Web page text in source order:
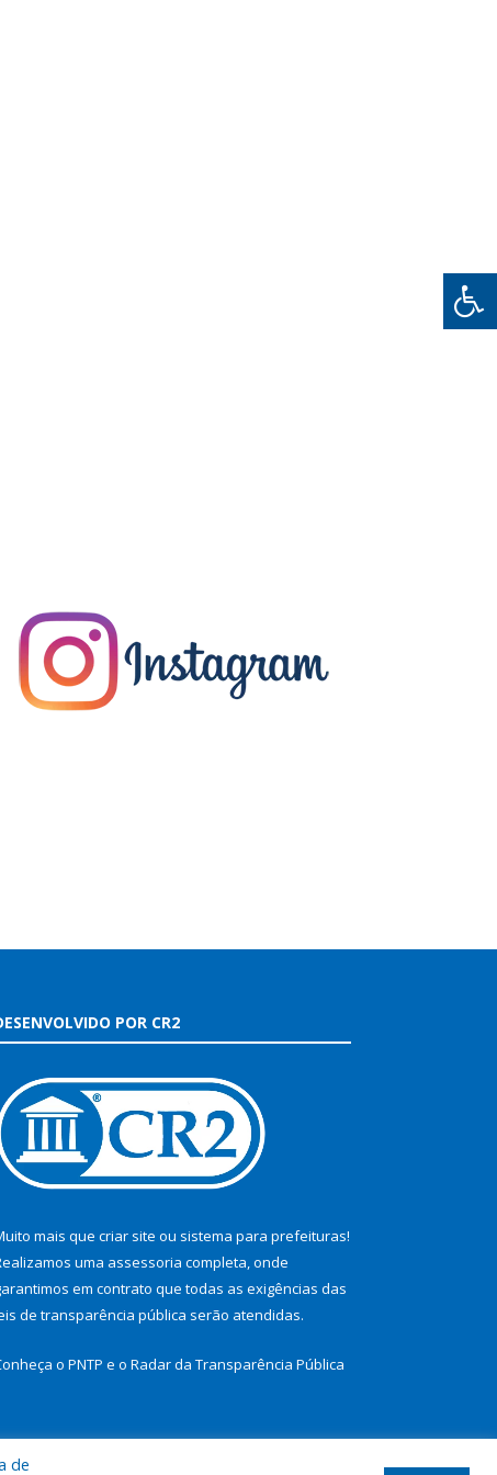
POR CR2
mais que criar site ou sistema para prefeituras!
uma assessoria completa, onde
em contrato que todas as exigências das
de transparência pública serão atendidas.
o PNTP e o Radar da Transparência Pública
de